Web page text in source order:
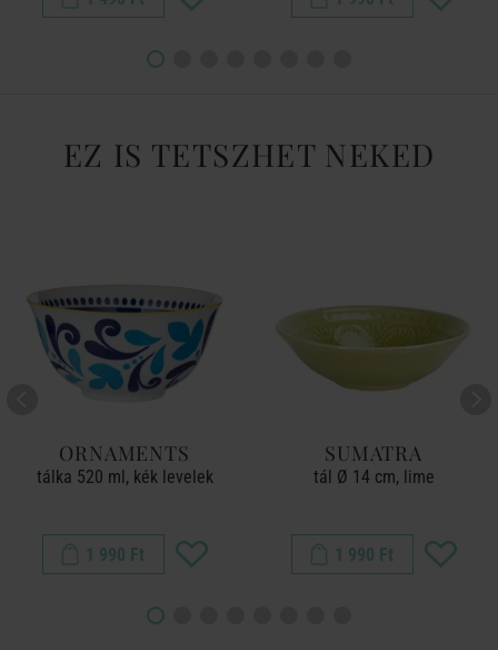
EZ IS TETSZHET NEKED
ORNAMENTS
tálka 520 ml, kék levelek
1 990 Ft
SUMATRA
tál Ø 14 cm, lime
1 990 Ft